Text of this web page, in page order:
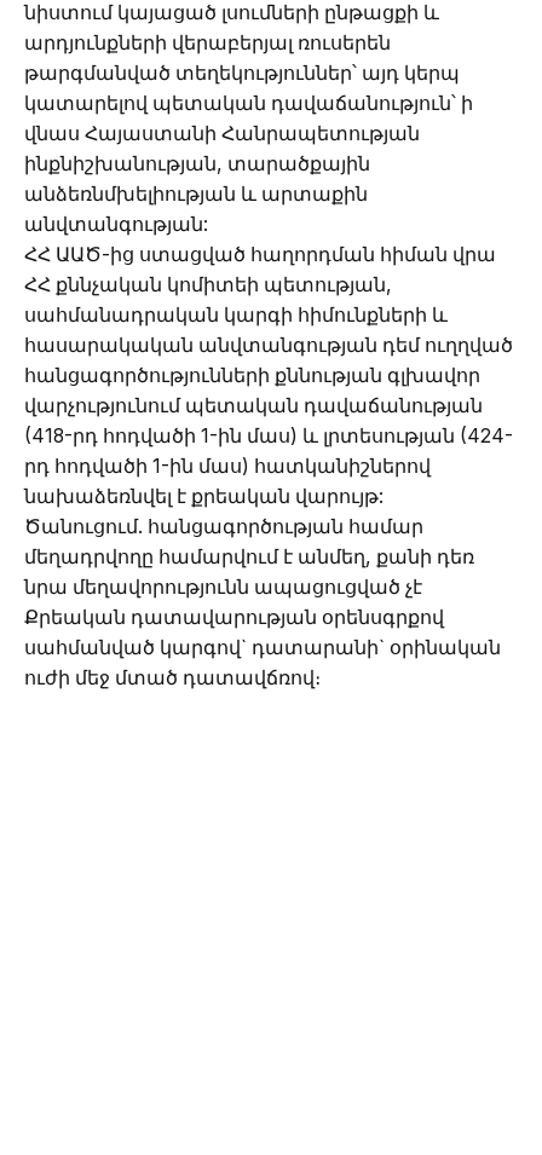
նիստում կայացած լսումների ընթացքի և
արդյունքների վերաբերյալ ռուսերեն
թարգմանված տեղեկություններ՝ այդ կերպ
կատարելով պետական դավաճանություն՝ ի
վնաս Հայաստանի Հանրապետության
ինքնիշխանության, տարածքային
անձեռնմխելիության և արտաքին
անվտանգության:
ՀՀ ԱԱԾ-ից ստացված հաղորդման հիման վրա
ՀՀ քննչական կոմիտեի պետության,
սահմանադրական կարգի հիմունքների և
հասարակական անվտանգության դեմ ուղղված
հանցագործությունների քննության գլխավոր
վարչությունում պետական դավաճանության
(418-րդ հոդվածի 1-ին մաս) և լրտեսության (424-
րդ հոդվածի 1-ին մաս) հատկանիշներով
նախաձեռնվել է քրեական վարույթ:
Ծանուցում. հանցագործության համար
մեղադրվողը համարվում է անմեղ, քանի դեռ
նրա մեղավորությունն ապացուցված չէ
Քրեական դատավարության օրենսգրքով
սահմանված կարգով` դատարանի` օրինական
ուժի մեջ մտած դատավճռով։